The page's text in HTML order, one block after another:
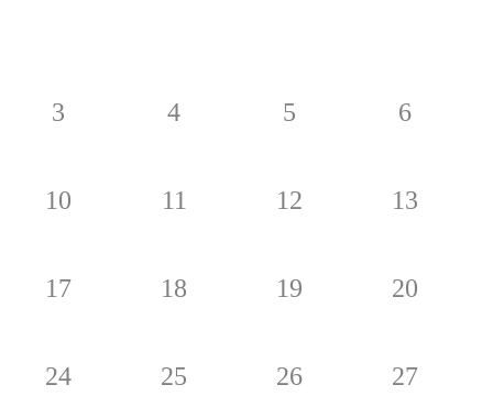
3 4 5 6
10 11 12 13
17 18 19 20
24 25 26 27